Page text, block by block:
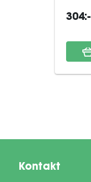
304:-
Kontakt